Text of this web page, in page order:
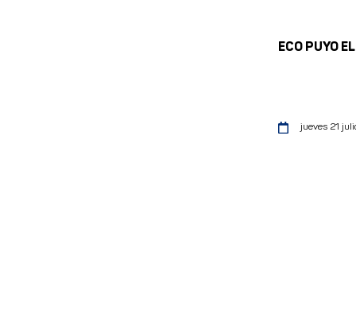
ECO PUYO
jueves 21